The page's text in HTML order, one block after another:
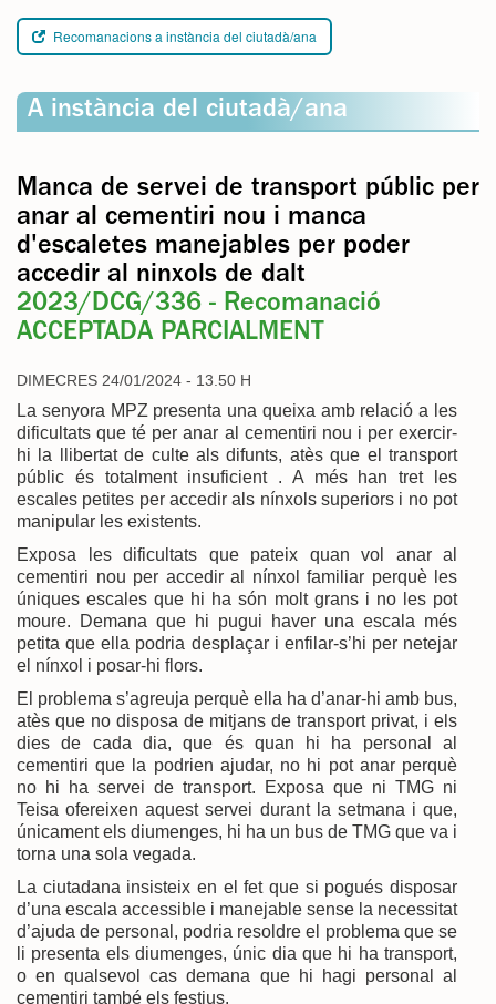
Recomanacions a instància del ciutadà/ana
A instància del ciutadà/ana
Manca de servei de transport públic per
anar al cementiri nou i manca
d'escaletes manejables per poder
accedir al ninxols de dalt
2023/DCG/336 - Recomanació
ACCEPTADA PARCIALMENT
DIMECRES 24/01/2024 - 13.50 H
La senyora MPZ presenta una queixa amb relació a les
dificultats que té per anar al cementiri nou i per exercir-
hi la llibertat de culte als difunts, atès que el transport
públic és totalment insuficient . A més han tret les
escales petites per accedir als nínxols superiors i no pot
manipular les existents.
Exposa les dificultats que pateix quan vol anar al
cementiri nou per accedir al nínxol familiar perquè les
úniques escales que hi ha són molt grans i no les pot
moure. Demana que hi pugui haver una escala més
petita que ella podria desplaçar i enfilar-s’hi per netejar
el nínxol i posar-hi flors.
El problema s’agreuja perquè ella ha d’anar-hi amb bus,
atès que no disposa de mitjans de transport privat, i els
dies de cada dia, que és quan hi ha personal al
cementiri que la podrien ajudar, no hi pot anar perquè
no hi ha servei de transport. Exposa que ni TMG ni
Teisa ofereixen aquest servei durant la setmana i que,
únicament els diumenges, hi ha un bus de TMG que va i
torna una sola vegada.
La ciutadana insisteix en el fet que si pogués disposar
d’una escala accessible i manejable sense la necessitat
d’ajuda de personal, podria resoldre el problema que se
li presenta els diumenges, únic dia que hi ha transport,
o en qualsevol cas demana que hi hagi personal al
cementiri també els festius.